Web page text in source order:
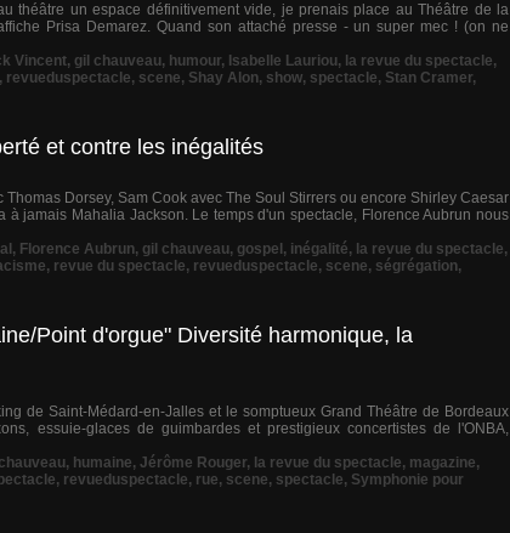
théâtre un espace définitivement vide, je prenais place au Théâtre de la
Prisa Demarez. Quand son attaché presse - un super mec ! (on ne
Vincent, gil chauveau, humour, Isabelle Lauriou, la revue du spectacle,
, revueduspectacle, scene, Shay Alon, show, spectacle, Stan Cramer,
et contre les inégalités
Dorsey, Sam Cook avec The Soul Stirrers ou encore Shirley Caesar
jamais Mahalia Jackson. Le temps d'un spectacle, Florence Aubrun nous
, Florence Aubrun, gil chauveau, gospel , inégalité, la revue du spectacle,
, revue du spectacle, revueduspectacle, scene, ségrégation,
Point d'orgue" Diversité harmonique, la
de Saint-Médard-en-Jalles et le somptueux Grand Théâtre de Bordeaux
essuie-glaces de guimbardes et prestigieux concertistes de l'ONBA,
, humaine, Jérôme Rouger, la revue du spectacle, magazine,
, revueduspectacle, rue, scene, spectacle, Symphonie pour